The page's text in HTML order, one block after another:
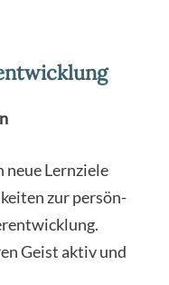
neue Lern­zie­le
zur per­sön­
Geist aktiv und